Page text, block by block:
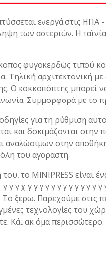
ενεργά στις ΗΠΑ -
των αστεριών. Η
φυγοκερδώς τιπού
Τηλική αρχιτεκτονική
Ο κοκκοπόπτης μπορεί
Συμμορφορά με το
για τη ρύθμιση
και δοκιμάζονται
αναλώσιμων στην
του αγοραστή.
το MINIPRESS είναι
γ γ γ χ γ γ γ γ γ γ γ γ γ γ
Το ξέρω. Παρεχούμε στις
τεχνολογίες του
Κάι ακ όμα περισσώτερο.